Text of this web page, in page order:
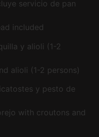
servicio de pan
included
y alioli (1-2
alioli (1-2 persons)
y pesto de
with croutons and